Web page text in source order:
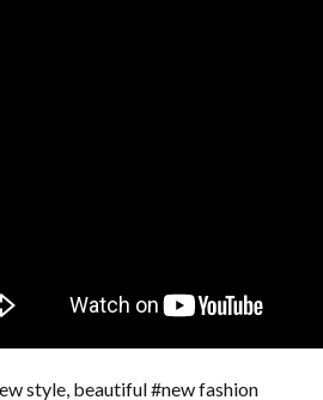
style, beautiful #new fashion